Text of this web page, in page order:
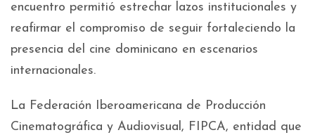
encuentro permitió estrechar lazos institucionales y
reafirmar el compromiso de seguir fortaleciendo la
presencia del cine dominicano en escenarios
internacionales.
La Federación Iberoamericana de Producción
Cinematográfica y Audiovisual, FIPCA, entidad que